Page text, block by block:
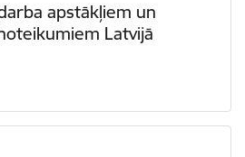
apstākļiem un
Latvijā